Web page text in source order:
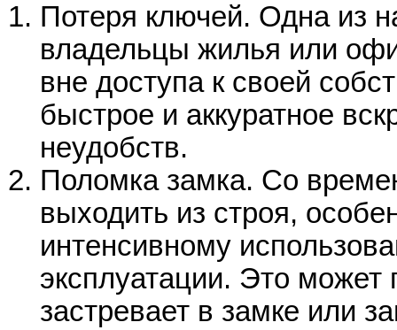
Потеря ключей. Одна из
владельцы жилья или
вне доступа к своей
быстрое и аккуратное
неудобств.
Поломка замка. Со
выходить из строя,
интенсивному
эксплуатации. Это может
застревает в замке или